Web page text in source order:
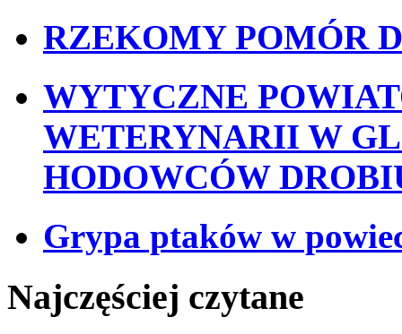
RZEKOMY POMÓR
WYTYCZNE
WETERYNARII W
HODOWCÓW
Grypa ptaków w
Najczęściej czytane